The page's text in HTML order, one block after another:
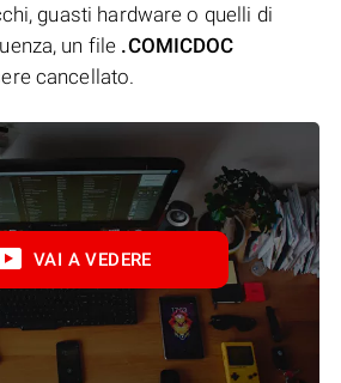
guasti hardware o quelli di
un file .COMICDOC
cancellato.
VAI A VEDERE